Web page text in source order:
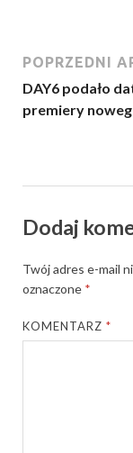
POPRZEDNI
DAY6 podało
premiery
Dodaj
Twój adres e-mail
oznaczone *
KOMENTARZ*